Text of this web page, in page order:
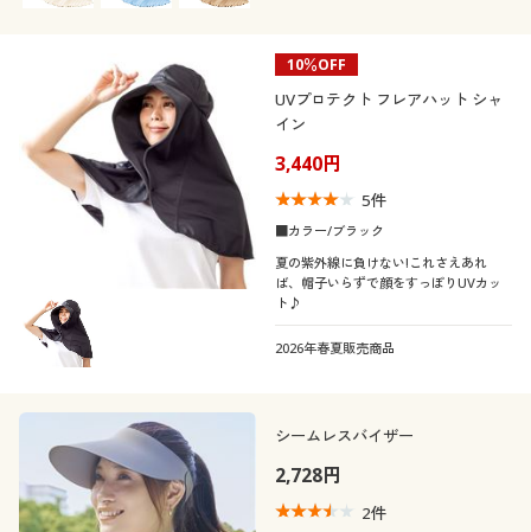
10％OFF
UVプロテクト フレアハット シャ
イン
3,440円
5件
■カラー/ブラック
夏の紫外線に負けない!これさえあれ
ば、帽子いらずで顔をすっぽりUVカッ
ト♪
2026年春夏販売商品
シームレスバイザー
2,728円
2件